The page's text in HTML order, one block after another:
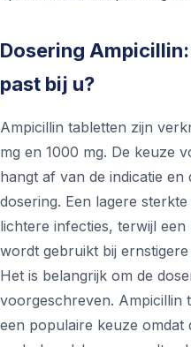
Dosering
past bij u?
Ampicillin tabletten zijn
mg en 1000 mg. De keuze
hangt af van de indicatie
dosering. Een lagere
lichtere infecties, terwijl
wordt gebruikt bij ernstigere
Het is belangrijk om de
voorgeschreven. Ampicillin
een populaire keuze omdat